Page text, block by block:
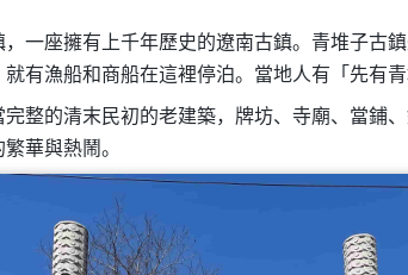
一座擁有上千年歷史的遼南古鎮。青堆子古
有漁船和商船在這裡停泊。當地人有「先有青
整的清末民初的老建築，牌坊、寺廟、當鋪
華與熱鬧。